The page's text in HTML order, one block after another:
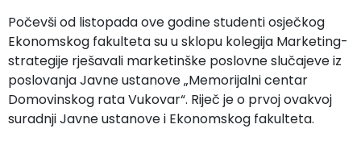
Počevši od listopada ove godine studenti osječkog
Ekonomskog fakulteta su u sklopu kolegija Marketing-
strategije rješavali marketinške poslovne slučajeve iz
poslovanja Javne ustanove „Memorijalni centar
Domovinskog rata Vukovar“. Riječ je o prvoj ovakvoj
suradnji Javne ustanove i Ekonomskog fakulteta.